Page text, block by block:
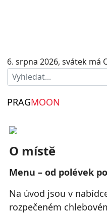
6. srpna 2026, svátek má
PRAGMOON
O místě
Menu – od polévek
Na úvod jsou v
rozpečeném